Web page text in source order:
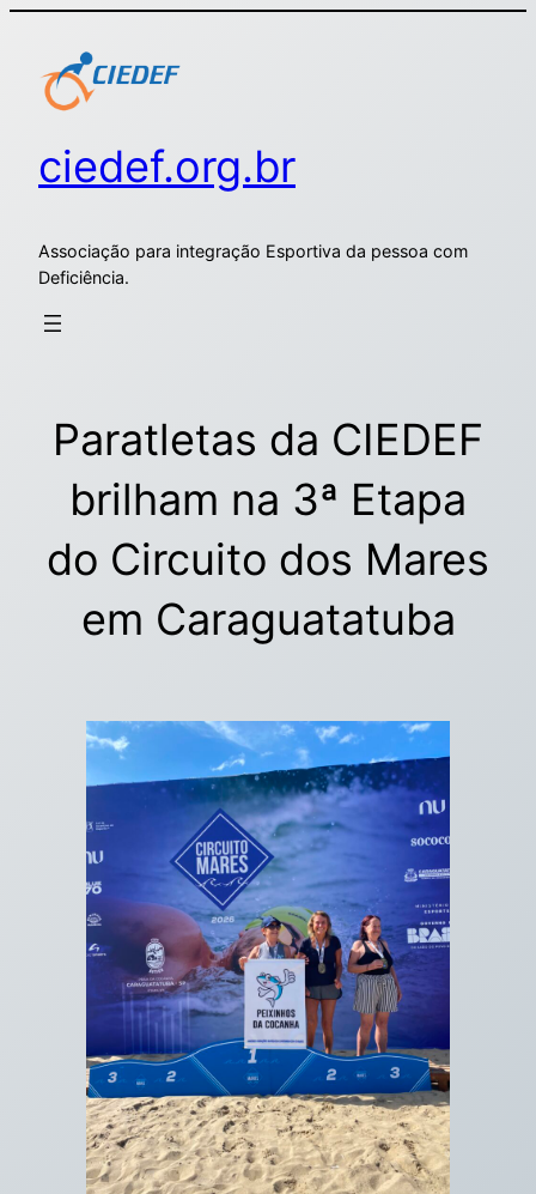
ciedef.org.br
Associação para integração Esportiva da pessoa com
Deficiência.
Paratletas da CIEDEF
brilham na 3ª Etapa
do Circuito dos Mares
em Caraguatatuba